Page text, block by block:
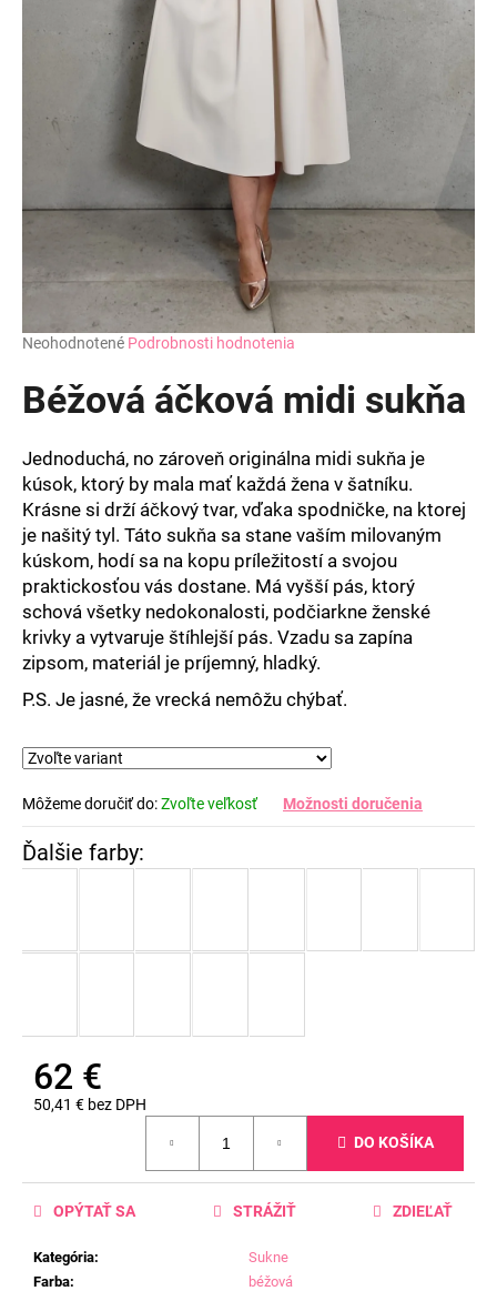
Priemerné
produktu
je
5
hviezdičiek.
Neohodnotené Podrobnosti hodnotenia
Béžová áčková midi sukňa
Jednoduchá, no zároveň originálna midi sukňa je
kúsok, ktorý by mala mať každá žena v šatníku.
Krásne si drží áčkový tvar, vďaka spodničke, na ktorej
je našitý tyl. Táto sukňa sa stane vaším milovaným
kúskom, hodí sa na kopu príležitostí a svojou
praktickosťou vás dostane. Má vyšší pás, ktorý
schová všetky nedokonalosti, podčiarkne ženské
krivky a vytvaruje štíhlejší pás. Vzadu sa zapína
zipsom, materiál je príjemný, hladký.
P.S. Je jasné, že vrecká nemôžu chýbať.
Môžeme doručiť do:Zvoľte veľkosť Možnosti doručenia
62 €
50,41 € bez DPH
DO KOŠÍKA
Kategória:
Sukne
Farba:
béžová
OPÝTAŤ SA STRÁŽIŤ ZDIEĽAŤ